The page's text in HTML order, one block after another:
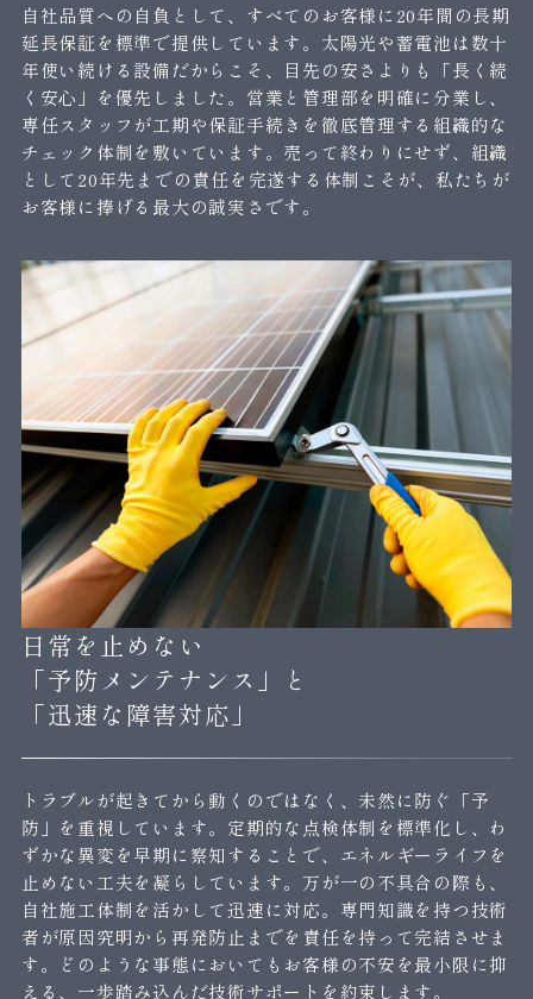
自社品質への自負として、すべてのお客様に20年間の長期
延長保証を標準で提供しています。太陽光や蓄電池は数十
年使い続ける設備だからこそ、目先の安さよりも「長く続
く安心」を優先しました。営業と管理部を明確に分業し、
専任スタッフが工期や保証手続きを徹底管理する組織的な
チェック体制を敷いています。売って終わりにせず、組織
として20年先までの責任を完遂する体制こそが、私たちが
お客様に捧げる最大の誠実さです。
日常を止めない
「予防メンテナンス」と
「迅速な障害対応」
トラブルが起きてから動くのではなく、未然に防ぐ「予
防」を重視しています。定期的な点検体制を標準化し、わ
ずかな異変を早期に察知することで、エネルギーライフを
止めない工夫を凝らしています。万が一の不具合の際も、
自社施工体制を活かして迅速に対応。専門知識を持つ技術
者が原因究明から再発防止までを責任を持って完結させま
す。どのような事態においてもお客様の不安を最小限に抑
える、一歩踏み込んだ技術サポートを約束します。